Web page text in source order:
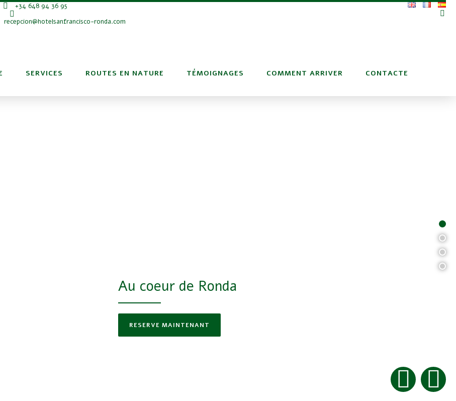
+34 648 94 36 95
recepcion@hotelsanfrancisco-ronda.com
SERVICES ROUTES EN NATURE TÉMOIGNAGES COMMENT ARRIVER CONTACTE
Chambres de charme
1
2
3
4